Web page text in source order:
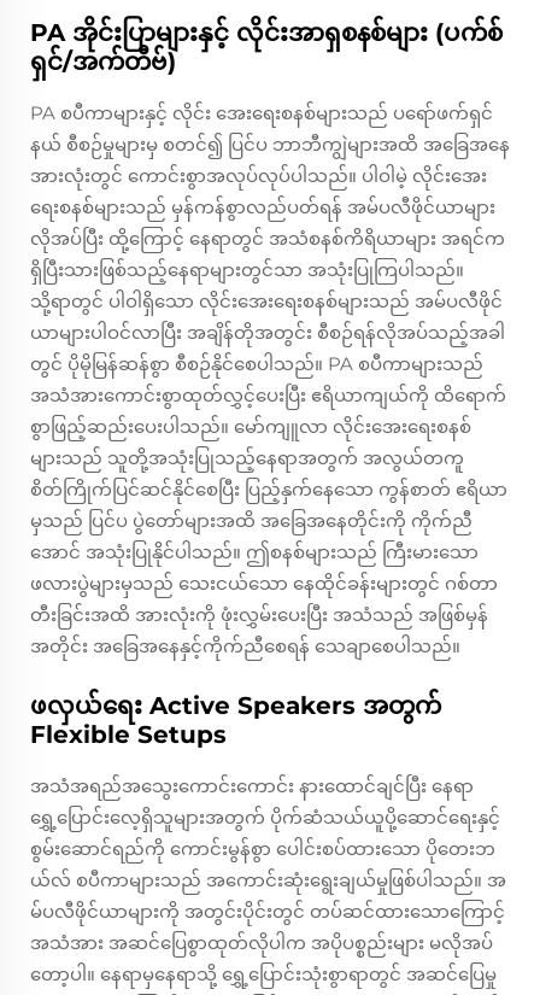
PA အိုင်းပြာများနှင့် လိုင်းအာရှစနစ်များ (ပက်စ်
ရှင်/အက်တီဗ်)
PA စပီကာများနှင့် လိုင်း အေးရေးစနစ်များသည် ပရော်ဖက်ရှင်
နယ် စီစဉ်မှုများမှ စတင်၍ ပြင်ပ ဘာဘီကျွဲများအထိ အခြေအနေ
အားလုံးတွင် ကောင်းစွာအလုပ်လုပ်ပါသည်။ ပါဝါမဲ့ လိုင်းအေး
ရေးစနစ်များသည် မှန်ကန်စွာလည်ပတ်ရန် အမ်ပလီဖိုင်ယာများ
လိုအပ်ပြီး ထို့ကြောင့် နေရာတွင် အသံစနစ်ကိရိယာများ အရင်က
ရှိပြီးသားဖြစ်သည့်နေရာများတွင်သာ အသုံးပြုကြပါသည်။
သို့ရာတွင် ပါဝါရှိသော လိုင်းအေးရေးစနစ်များသည် အမ်ပလီဖိုင်
ယာများပါဝင်လာပြီး အချိန်တိုအတွင်း စီစဉ်ရန်လိုအပ်သည့်အခါ
တွင် ပိုမိုမြန်ဆန်စွာ စီစဉ်နိုင်စေပါသည်။ PA စပီကာများသည်
အသံအားကောင်းစွာထုတ်လွှင့်ပေးပြီး ဧရိယာကျယ်ကို ထိရောက်
စွာဖြည့်ဆည်းပေးပါသည်။ မော်ကျူလာ လိုင်းအေးရေးစနစ်
များသည် သူတို့အသုံးပြုသည့်နေရာအတွက် အလွယ်တကူ
စိတ်ကြိုက်ပြင်ဆင်နိုင်စေပြီး ပြည့်နှက်နေသော ကွန်စာတ် ဧရိယာ
မှသည် ပြင်ပ ပွဲတော်များအထိ အခြေအနေတိုင်းကို ကိုက်ညီ
အောင် အသုံးပြုနိုင်ပါသည်။ ဤစနစ်များသည် ကြီးမားသော
ဖလားပွဲများမှသည် သေးငယ်သော နေထိုင်ခန်းများတွင် ဂစ်တာ
တီးခြင်းအထိ အားလုံးကို ဖုံးလွှမ်းပေးပြီး အသံသည် အဖြစ်မှန်
အတိုင်း အခြေအနေနှင့်ကိုက်ညီစေရန် သေချာစေပါသည်။
ဖလှယ်ရေး Active Speakers အတွက်
Flexible Setups
အသံအရည်အသွေးကောင်းကောင်း နားထောင်ချင်ပြီး နေရာ
ရွှေ့ပြောင်းလေ့ရှိသူများအတွက် ပိုက်ဆံသယ်ယူပို့ဆောင်ရေးနှင့်
စွမ်းဆောင်ရည်ကို ကောင်းမွန်စွာ ပေါင်းစပ်ထားသော ပိုတေးဘ
ယ်လ် စပီကာများသည် အကောင်းဆုံးရွေးချယ်မှုဖြစ်ပါသည်။ အ
မ်ပလီဖိုင်ယာများကို အတွင်းပိုင်းတွင် တပ်ဆင်ထားသောကြောင့်
အသံအား အဆင်ပြေစွာထုတ်လိုပါက အပိုပစ္စည်းများ မလိုအပ်
တော့ပါ။ နေရာမှနေရာသို့ ရွှေ့ပြောင်းသုံးစွာရာတွင် အဆင်ပြေမှု